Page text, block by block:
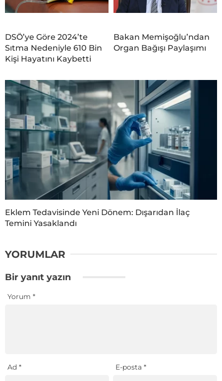
DSÖ’ye Göre 2024’te
Sıtma Nedeniyle 610 Bin
Kişi Hayatını Kaybetti
Bakan Memişoğlu’ndan
Organ Bağışı Paylaşımı
Eklem Tedavisinde Yeni Dönem: Dışarıdan İlaç
Temini Yasaklandı
YORUMLAR
Bir yanıt yazın
Yorum *
Ad * E-posta*